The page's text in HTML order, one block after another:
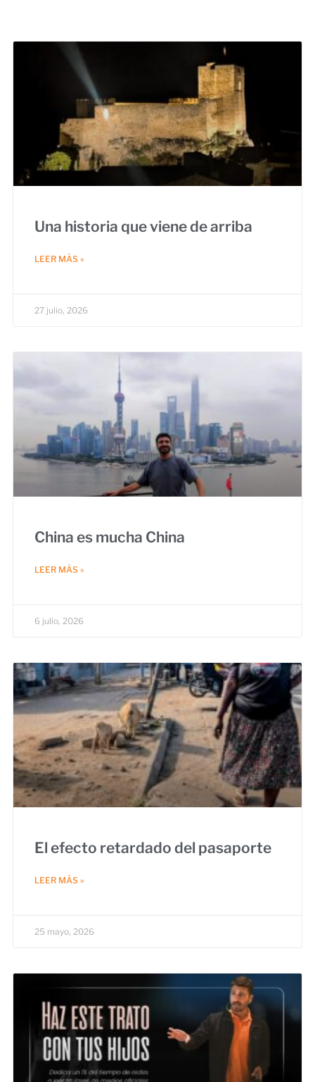
Una historia que viene de arriba
LEER MÁS »
27 julio, 2026
China es mucha China
LEER MÁS »
6 julio, 2026
El efecto retardado del pasaporte
LEER MÁS »
25 mayo, 2026